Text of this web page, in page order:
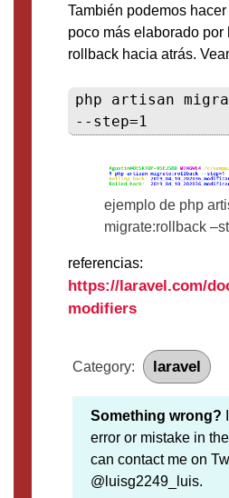
También podemos
poco más elaborado por
rollback hacia atrás.
php artisan
--step=1
ejemplo de php
migrate:rollback
referencias:
https://laravel.com/
modifiers
Category: laravel
Something wrong?
error or mistake in
can contact me on
@luisg2249_luis.